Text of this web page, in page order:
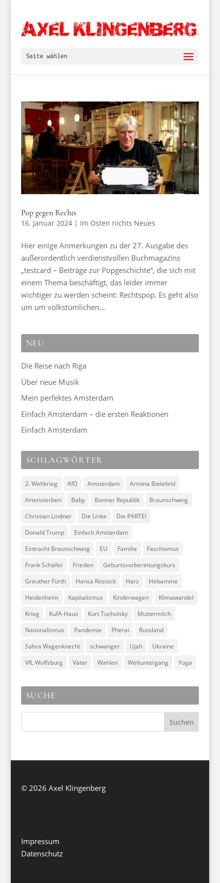
Seite wählen
Pop gegen Rechts
16. Januar 2024| Im Osten nichts Neues
Hier einige Anmerkungen zu der 27. Ausgabe des
außerordentlich verdienstvollen Buchmagazins
„testcard – Beiträge zur Popgeschichte“, die sich mit
einem Thema beschäftigt, das leider immer
wichtiger zu werden scheint: Rechtspop. Es geht also
um um volkstümlichen...
NEU
Die Reise nach Riga
Über neue Musik
Mein perfektes Amsterdam
Einfach Amsterdam – die ersten Reaktionen
Einfach Amsterdam
SCHLAGWÖRTER
2. Weltkrieg AfD Amsterdam
Armina Bielefeld
Artensterben
Baby Bonner Republik
Braunschweig
Christian Lindner
Die Linke
Die PARTEI
Donald Trump
Einfach Amsterdam
Eintracht Braunschweig
EU Familie
Faschismus
Frank Schäfer
Frieden
Geburtsvorbereitungskurs
Greuther Fürth
Hansa Rostock Harz
Hebamme
Heidenheim
Kapitalismus Kinderwagen
Klimawandel
Krieg
KufA-Haus Kurt Tucholsky
Muttermilch
Nationalismus
Pandemie Pherai
Russland
Sahra Wagenknecht
schwanger Ujah
Ukraine
VfL Wolfsburg
Väter Wahlen Weltuntergang Yoga
SUCHE
© 2026 Axel Klingenberg
Impressum
Datenschutz